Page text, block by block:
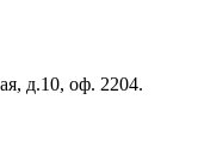
д.10, оф. 2204.